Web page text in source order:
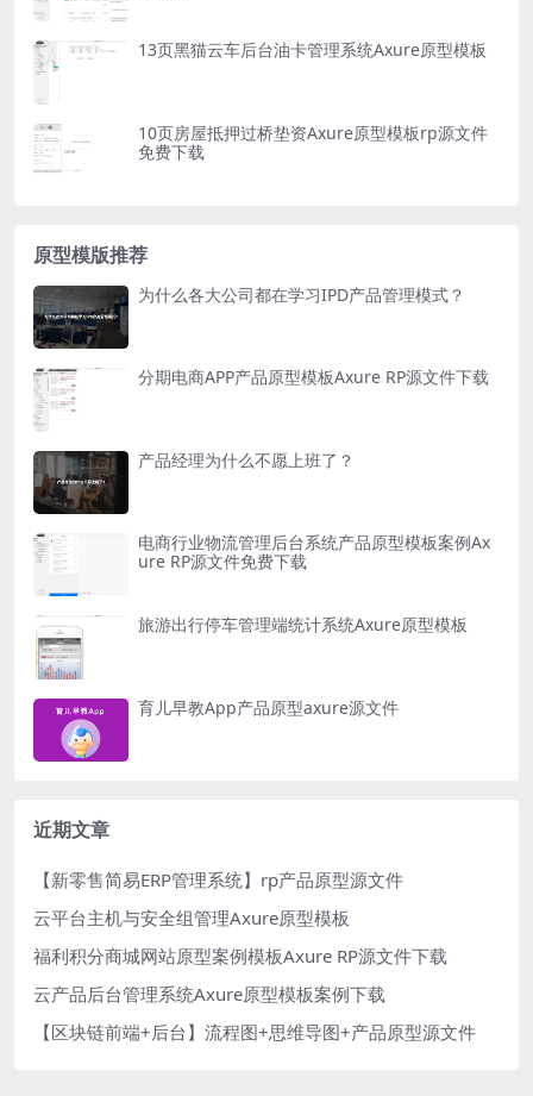
13页黑猫云车后台油卡管理系统Axure原型模板
10页房屋抵押过桥垫资Axure原型模板rp源文件
免费下载
原型模版推荐
为什么各大公司都在学习IPD产品管理模式？
分期电商APP产品原型模板Axure RP源文件下载
产品经理为什么不愿上班了？
电商行业物流管理后台系统产品原型模板案例Ax
ure RP源文件免费下载
旅游出行停车管理端统计系统Axure原型模板
育儿早教App产品原型axure源文件
近期文章
【新零售简易ERP管理系统】rp产品原型源文件
云平台主机与安全组管理Axure原型模板
福利积分商城网站原型案例模板Axure RP源文件下载
云产品后台管理系统Axure原型模板案例下载
【区块链前端+后台】流程图+思维导图+产品原型源文件